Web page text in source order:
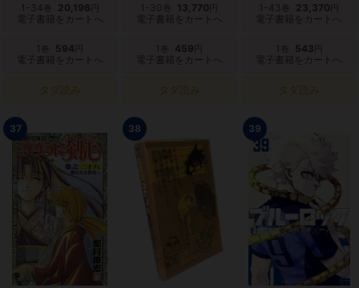
1-34 巻 20,196
電子書籍をカートへ
1 巻 594
電子書籍をカートへ
タダ読み
1-30 巻 13,770
電子書籍をカートへ
1 巻 459
電子書籍をカートへ
タダ読み
1-43 巻 23,370
電子書籍をカートへ
1 巻 543
電子書籍をカートへ
タダ読み
37 38 39